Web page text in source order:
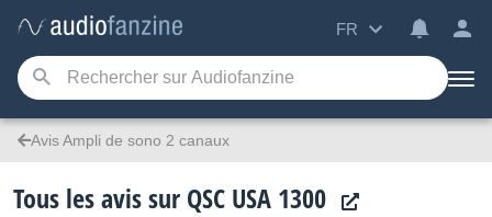
FR
Avis Ampli de sono 2 canaux
Tous les avis sur QSC USA 1300